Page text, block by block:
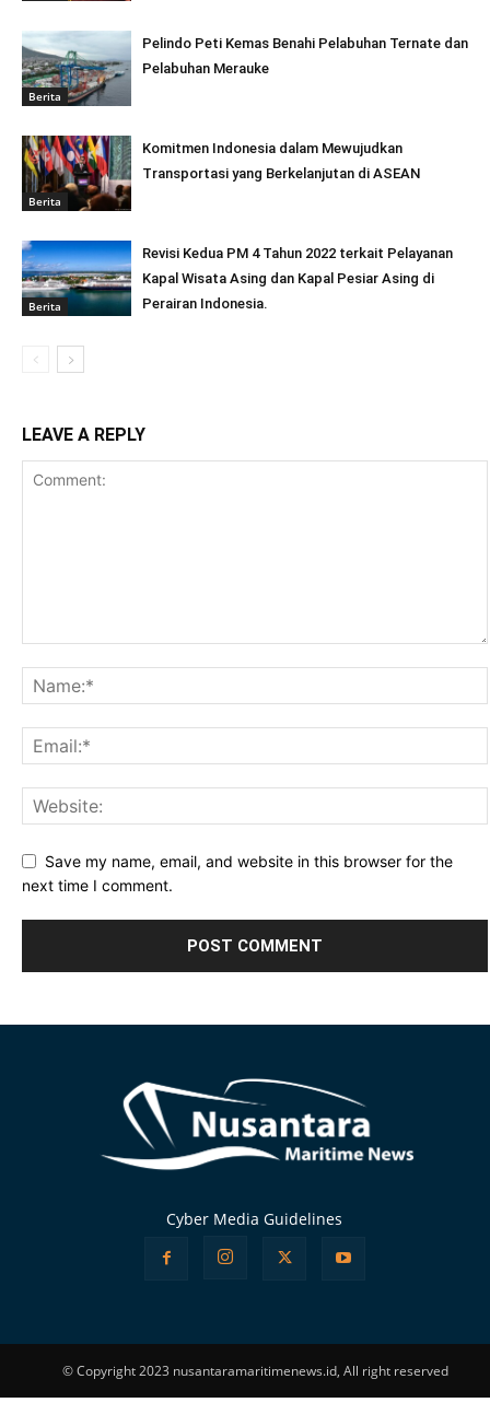
Berita
Pelindo Peti Kemas Benahi Pelabuhan Ternate dan
Pelabuhan Merauke
Berita
Komitmen Indonesia dalam Mewujudkan
Transportasi yang Berkelanjutan di ASEAN
Berita
Revisi Kedua PM 4 Tahun 2022 terkait Pelayanan
Kapal Wisata Asing dan Kapal Pesiar Asing di
Perairan Indonesia.
LEAVE A REPLY
Save my name, email, and website in this browser for the
next time I comment.
Cyber Media Guidelines
© Copyright 2023 nusantaramaritimenews.id, All right reserved